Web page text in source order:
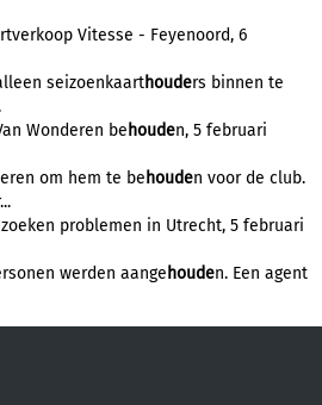
Vitesse - Feyenoord, 6
seizoenkaarthouders binnen te
Wonderen be houden, 5 februari
om hem te be houden voor de club.
problemen in Utrecht, 5 februari
werden aange houden. Een agent